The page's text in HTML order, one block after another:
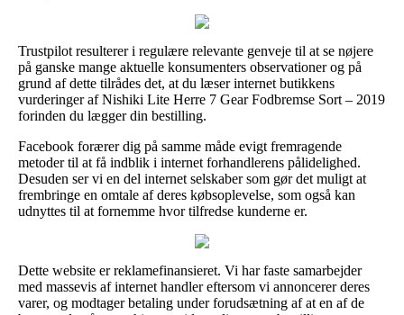
Trustpilot resulterer i regulære relevante genveje til at se nøjere
på ganske mange aktuelle konsumenters observationer og på
grund af dette tilrådes det, at du læser internet butikkens
vurderinger af Nishiki Lite Herre 7 Gear Fodbremse Sort – 2019
forinden du lægger din bestilling.
Facebook forærer dig på samme måde evigt fremragende
metoder til at få indblik i internet forhandlerens pålidelighed.
Desuden ser vi en del internet selskaber som gør det muligt at
frembringe en omtale af deres købsoplevelse, som også kan
udnyttes til at fornemme hvor tilfredse kunderne er.
Dette website er reklamefinansieret. Vi har faste samarbejder
med massevis af internet handler eftersom vi annoncerer deres
varer, og modtager betaling under forudsætning af at en af de